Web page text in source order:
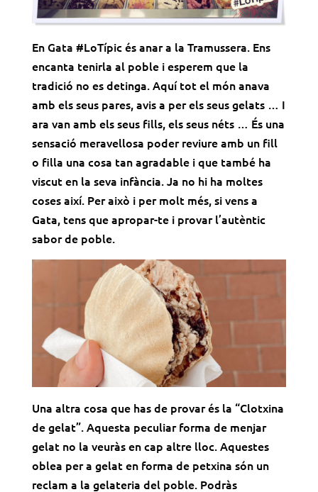
EnGata #LoTípic és anar a la Tramussera. Ens
encanta tenirla al poble i esperem que la
tradició no es detinga. Aquí tot el món anava
amb els seus pares, avis a per els seus gelats … I
ara van amb els seus fills, els seus néts … És una
sensació meravellosa poder reviure amb un fill
o filla una cosa tan agradable i que també ha
viscut en la seva infància. Ja no hi ha moltes
coses així. Per això i per molt més, si vens a
Gata, tens que apropar-te i provar l’autèntic
sabor de poble.
Una altra cosa que has de provar és la “Clotxina
de gelat”. Aquesta peculiar forma de menjar
gelat no la veuràs en cap altre lloc. Aquestes
oblea per a gelat en forma de petxina són un
reclam a la gelateria del poble. Podràs